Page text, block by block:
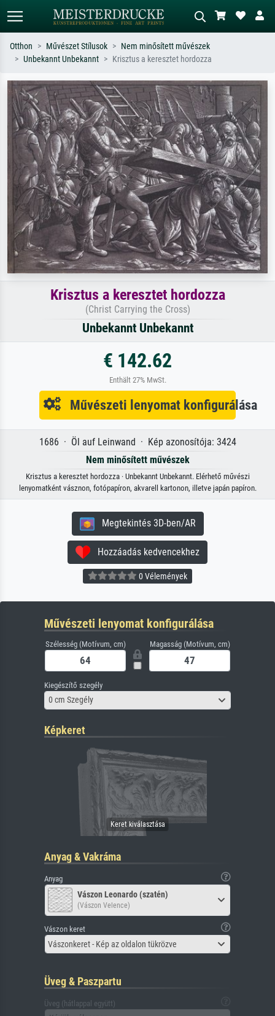
Keressen művész, műcím vagy stílus
szerint – pl. Monet, Csillagos éj,
impresszionizmus, Hokusai-hullám,
akt.
Írja le a jelenetet – pl. zöld rét, sok
piros absztrakt, sötét olajkép, álló akt
egy fa mellett.
Otthon Művészet Stílusok
Nem minősített művészek
Unbekannt Unbekannt
Krisztus a keresztet hordozza
Krisztus a keresztet hordozza
(Christ Carrying the Cross)
Unbekannt Unbekannt
€ 142.62
Enthält 27% MwSt.
Művészeti lenyomat konfigurálása
1686 · Öl auf Leinwand · Kép azonosítója: 3424
Nem minősített művészek
Krisztus a keresztet hordozza · Unbekannt Unbekannt. Elérhető művészi
lenyomatként vásznon, fotópapíron, akvarell kartonon, illetve japán papíron.
Megtekintés 3D-ben/AR
Hozzáadás kedvencekhez
0 Vélemények
Művészeti lenyomat konfigurálása
Szélesség (Motívum, cm) Magasság (Motívum, cm)
Kiegészítő szegély
0 cm Szegély
Képkeret
Anyag & Vakráma
Anyag
Vászon Leonardo (szatén)
(Vászon Velence)
Vászon keret
Vászonkeret - Kép az oldalon tükrözve
Üveg & Paszpartu
Üveg (hátlappal együtt)